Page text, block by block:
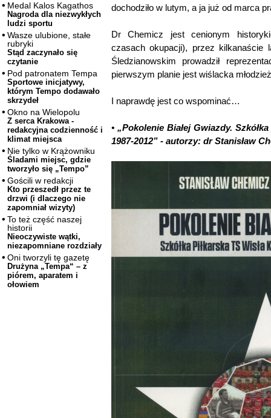
Medal Kalos Kagathos
Nagroda dla niezwykłych
ludzi sportu
Wasze ulubione, stałe
rubryki
Stąd zaczynało się
czytanie
Pod patronatem Tempa
Sportowe inicjatywy,
którym Tempo dodawało
skrzydeł
Okno na Wielopolu
Z serca Krakowa -
redakcyjna codzienność i
klimat miejsca
Nie tylko w Krążowniku
Śladami miejsc, gdzie
tworzyło się „Tempo”
Gościli w redakcji
Kto przeszedł przez te
drzwi (i dlaczego nie
zapomniał wizyty)
To też część naszej
historii
Nieoczywiste wątki,
niezapomniane rozdziały
Oni tworzyli tę gazetę
Drużyna „Tempa“ – z
piórem, aparatem i
ołowiem
dochodziło w lutym, a ja już od marca
Dr Chemicz jest cenionym
czasach okupacji), przez
Śledzianowskim prowadził
pierwszym planie jest wiślacka
I naprawdę jest co wspominać…
• „Pokolenie Białej Gwiazdy.
1987-2012” - autorzy: dr Stanisław